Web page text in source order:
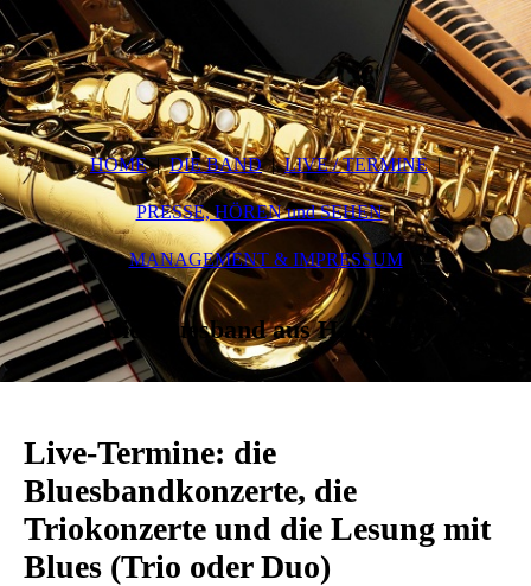
HOME DIE BAND LIVE / TERMINE
PRESSE, HÖREN und SEHEN
MANAGEMENT & IMPRESSUM
Die Bluesband aus Hannover
Live-Termine: die
Bluesbandkonzerte, die
Triokonzerte und die Lesung mit
Blues (Trio oder Duo)